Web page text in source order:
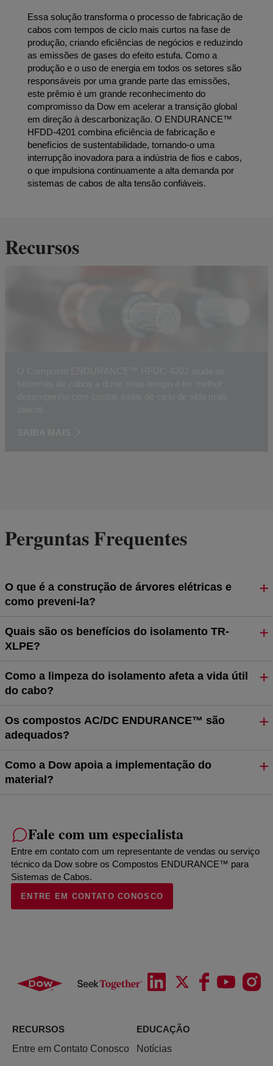
Essa solução transforma o processo de fabricação de
cabos com tempos de ciclo mais curtos na fase de
produção, criando eficiências de negócios e reduzindo
as emissões de gases do efeito estufa. Como a
produção e o uso de energia em todos os setores são
responsáveis por uma grande parte das emissões,
este prêmio é um grande reconhecimento do
compromisso da Dow em acelerar a transição global
em direção à descarbonização. O ENDURANCE™
HFDD-4201 combina eficiência de fabricação e
benefícios de sustentabilidade, tornando-o uma
interrupção inovadora para a indústria de fios e cabos,
o que impulsiona continuamente a alta demanda por
sistemas de cabos de alta tensão confiáveis.
Recursos
Perguntas Frequentes
O que é a construção de árvores elétricas e
como preveni-la?
Quais são os benefícios do isolamento TR-
XLPE?
Como a limpeza do isolamento afeta a vida útil
do cabo?
Os compostos AC/DC ENDURANCE™ são
adequados?
Como a Dow apoia a implementação do
material?
Fale com um especialista
Entre em contato com um representante de vendas ou serviço
técnico da Dow sobre os Compostos ENDURANCE™ para
Sistemas de Cabos.
ENTRE EM CONTATO CONOSCO
RECURSOS
Entre em Contato Conosco
EDUCAÇÃO
Notícias